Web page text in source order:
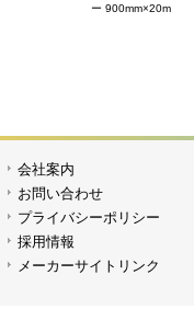
ー 900mm×20m
会社案内
お問い合わせ
プライバシーポリシー
採用情報
メーカーサイトリンク